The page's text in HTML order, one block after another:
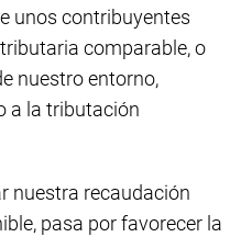
unos contribuyentes
comparable, o
nuestro entorno,
a la tributación
nuestra recaudación
pasa por favorecer la